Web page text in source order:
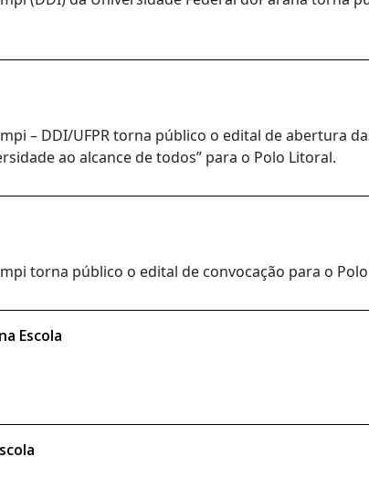
– DDI/UFPR torna público o edital de abertura
ao alcance de todos” para o Polo Litoral.
torna público o edital de convocação para o
Escola